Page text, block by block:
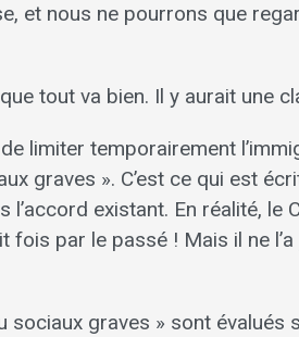
et nous ne pourrons que
tout va bien. Il y aurait une
limiter temporairement
graves ». C’est ce qui est
l’accord existant. En réalité, le
fois par le passé ! Mais il ne
sociaux graves » sont évalués